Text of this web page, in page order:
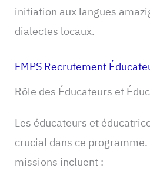
initiation aux langues
dialectes locaux.
FMPS Recrutement
Rôle des Éducateurs et
Les éducateurs et
crucial dans ce
missions incluent :